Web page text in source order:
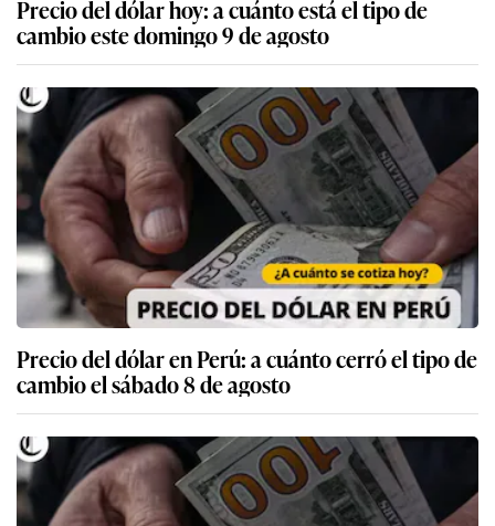
Precio del dólar hoy: a cuánto está el tipo de
cambio este domingo 9 de agosto
Precio del dólar en Perú: a cuánto cerró el tipo de
cambio el sábado 8 de agosto